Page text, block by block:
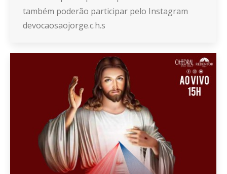
também poderão participar pelo Instagram
devocaosaojorge.c.h.s